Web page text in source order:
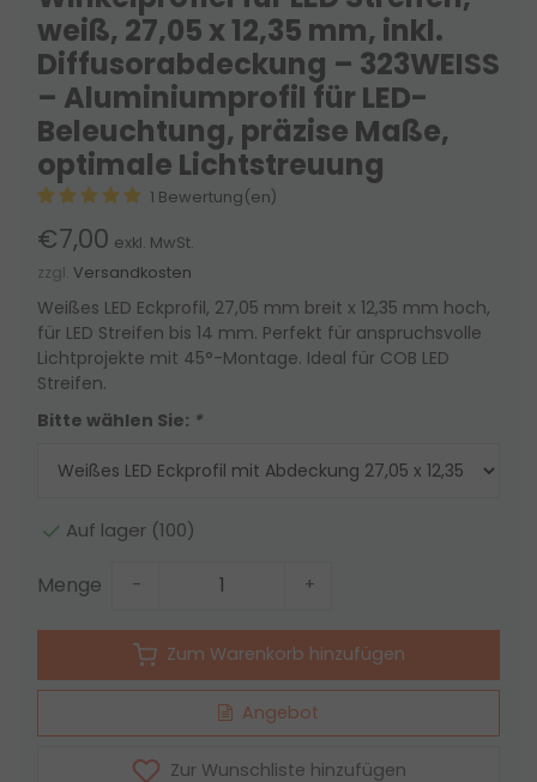
weiß, 27,05 x 12,35 mm, inkl.
Diffusorabdeckung – 323WEISS
– Aluminiumprofil für LED-
Beleuchtung, präzise Maße,
optimale Lichtstreuung
1 Bewertung(en)
€7,00 exkl. MwSt.
zzgl. Versandkosten
Weißes LED Eckprofil, 27,05 mm breit x 12,35 mm hoch,
für LED Streifen bis 14 mm. Perfekt für anspruchsvolle
Lichtprojekte mit 45°-Montage. Ideal für COB LED
Streifen.
Bitte wählen Sie: *
Auf lager (100)
Menge - +
Zum Warenkorb hinzufügen
Angebot
Zur Wunschliste hinzufügen